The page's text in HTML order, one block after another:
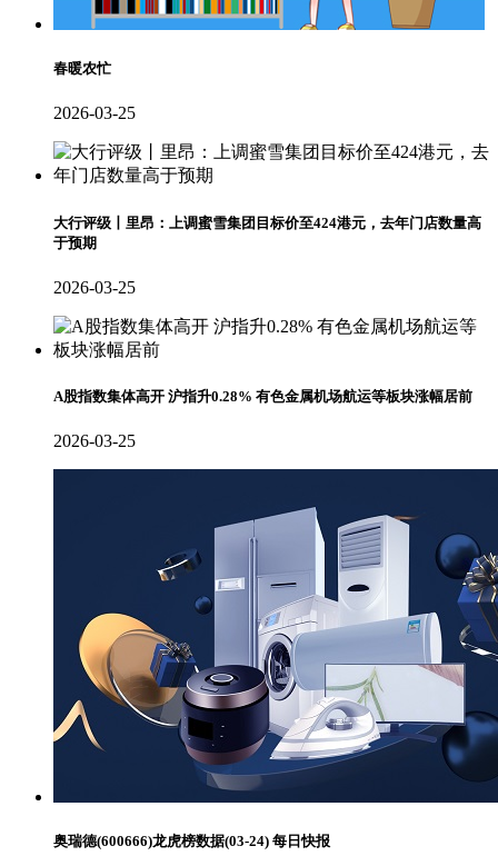
春暖农忙
2026-03-25
大行评级丨里昂：上调蜜雪集团目标价至424港元，去年门店数量高
于预期
2026-03-25
A股指数集体高开 沪指升0.28% 有色金属机场航运等板块涨幅居前
2026-03-25
奥瑞德(600666)龙虎榜数据(03-24) 每日快报